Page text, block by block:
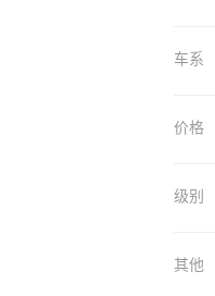
车系
价格
级别
其他